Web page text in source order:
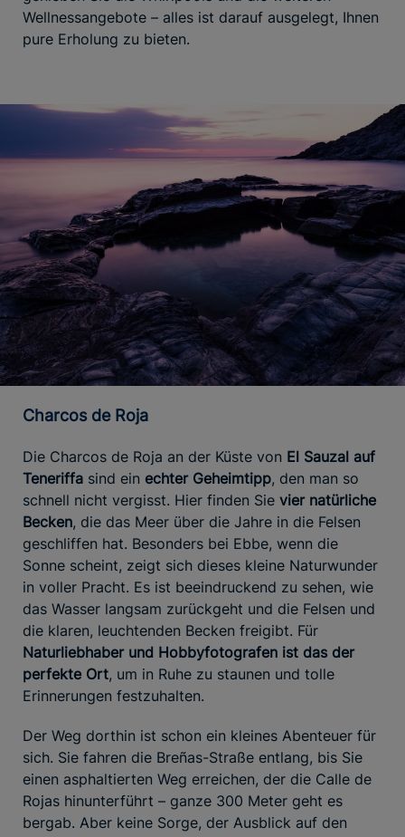
Wellnessangebote – alles ist darauf ausgelegt, Ihnen
pure Erholung zu bieten.
Charcos de Roja
Die Charcos de Roja an der Küste von El Sauzal auf
Teneriffa sind ein echter Geheimtipp, den man so
schnell nicht vergisst. Hier finden Sie vier natürliche
Becken, die das Meer über die Jahre in die Felsen
geschliffen hat. Besonders bei Ebbe, wenn die
Sonne scheint, zeigt sich dieses kleine Naturwunder
in voller Pracht. Es ist beeindruckend zu sehen, wie
das Wasser langsam zurückgeht und die Felsen und
die klaren, leuchtenden Becken freigibt. Für
Naturliebhaber und Hobbyfotografen ist das der
perfekte Ort, um in Ruhe zu staunen und tolle
Erinnerungen festzuhalten.
Der Weg dorthin ist schon ein kleines Abenteuer für
sich. Sie fahren die Breñas-Straße entlang, bis Sie
einen asphaltierten Weg erreichen, der die Calle de
Rojas hinunterführt – ganze 300 Meter geht es
bergab. Aber keine Sorge, der Ausblick auf den